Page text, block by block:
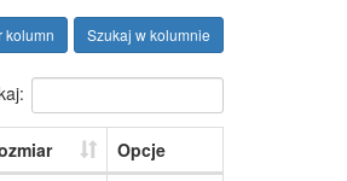
Szukaj w kolumnie
kolumn
Opcje